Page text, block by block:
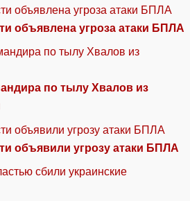
объявлена угроза атаки БПЛА
по тылу Хвалов из
объявили угрозу атаки БПЛА